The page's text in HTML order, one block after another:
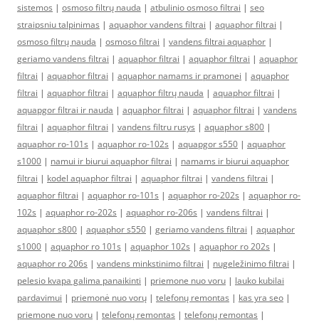
sistemos | osmoso filtrų nauda | atbulinio osmoso filtrai | seo
straipsniu talpinimas | aquaphor vandens filtrai | aquaphor filtrai |
osmoso filtrų nauda | osmoso filtrai | vandens filtrai aquaphor |
geriamo vandens filtrai | aquaphor filtrai | aquaphor filtrai | aquaphor
filtrai | aquaphor filtrai | aquaphor namams ir pramonei | aquaphor
filtrai | aquaphor filtrai | aquaphor filtrų nauda | aquaphor filtrai |
aquapgor filtrai ir nauda | aquaphor filtrai | aquaphor filtrai | vandens
filtrai | aquaphor filtrai | vandens filtru rusys | aquaphor s800 |
aquaphor ro-101s | aquaphor ro-102s | aquapgor s550 | aquaphor
s1000 | namui ir biurui aquaphor filtrai | namams ir biurui aquaphor
filtrai | kodel aquaphor filtrai | aquaphor filtrai | vandens filtrai |
aquaphor filtrai | aquaphor ro-101s | aquaphor ro-202s | aquaphor ro-
102s | aquaphor ro-202s | aquaphor ro-206s | vandens filtrai |
aquaphor s800 | aquaphor s550 | geriamo vandens filtrai | aquaphor
s1000 | aquaphor ro 101s | aquaphor 102s | aquaphor ro 202s |
aquaphor ro 206s | vandens minkstinimo filtrai | nugeležinimo filtrai |
pelesio kvapa galima panaikinti | priemone nuo voru | lauko kubilai
pardavimui | priemonė nuo vorų | telefonų remontas | kas yra seo |
priemone nuo voru | telefonų remontas | telefonų remontas |